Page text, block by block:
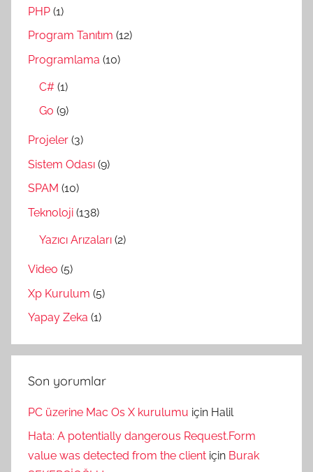
PHP (1)
Program Tanıtım (12)
Programlama (10)
C# (1)
Go (9)
Projeler (3)
Sistem Odası (9)
SPAM (10)
Teknoloji (138)
Yazıcı Arızaları (2)
Video (5)
Xp Kurulum (5)
Yapay Zeka (1)
Son yorumlar
PC üzerine Mac Os X kurulumu için Halil
Hata: A potentially dangerous Request.Form
value was detected from the client için Burak